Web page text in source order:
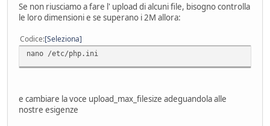
Se non riusciamo a fare l' upload di alcuni file, bisogno controlla
le loro dimensioni e se superano i 2M allora:
Codice Seleziona
nano /etc/php.ini
e cambiare la voce upload_max_filesize adeguandola alle
nostre esigenze